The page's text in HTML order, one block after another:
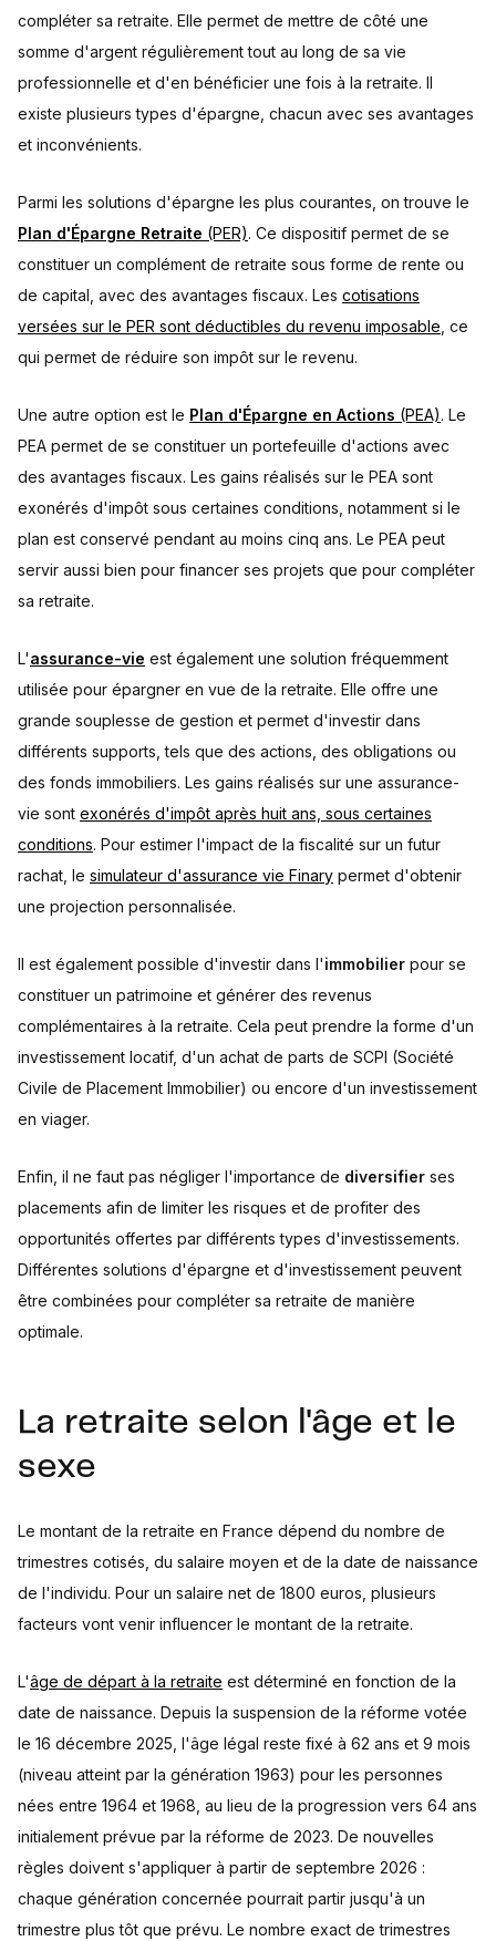
compléter sa retraite. Elle permet de mettre de côté une
somme d'argent régulièrement tout au long de sa vie
professionnelle et d'en bénéficier une fois à la retraite. Il
existe plusieurs types d'épargne, chacun avec ses avantages
et inconvénients.
Parmi les solutions d'épargne les plus courantes, on trouve le
Plan d'Épargne Retraite (PER). Ce dispositif permet de se
constituer un complément de retraite sous forme de rente ou
de capital, avec des avantages fiscaux. Les cotisations
versées sur le PER sont déductibles du revenu imposable , ce
qui permet de réduire son impôt sur le revenu.
Une autre option est le Plan d'Épargne en Actions (PEA). Le
PEA permet de se constituer un portefeuille d'actions avec
des avantages fiscaux. Les gains réalisés sur le PEA sont
exonérés d'impôt sous certaines conditions, notamment si le
plan est conservé pendant au moins cinq ans. Le PEA peut
servir aussi bien pour financer ses projets que pour compléter
sa retraite.
L'assurance-vie est également une solution fréquemment
utilisée pour épargner en vue de la retraite. Elle offre une
grande souplesse de gestion et permet d'investir dans
différents supports, tels que des actions, des obligations ou
des fonds immobiliers. Les gains réalisés sur une assurance-
vie sont exonérés d'impôt après huit ans, sous certaines
conditions. Pour estimer l'impact de la fiscalité sur un futur
rachat, le simulateur d'assurance vie Finary permet d'obtenir
une projection personnalisée.
Il est également possible d'investir dans l'immobilier pour se
constituer un patrimoine et générer des revenus
complémentaires à la retraite. Cela peut prendre la forme d'un
investissement locatif, d'un achat de parts de SCPI (Société
Civile de Placement Immobilier) ou encore d'un investissement
en viager.
Enfin, il ne faut pas négliger l'importance de diversifier ses
placements afin de limiter les risques et de profiter des
opportunités offertes par différents types d'investissements.
Différentes solutions d'épargne et d'investissement peuvent
être combinées pour compléter sa retraite de manière
optimale.
La retraite selon l'âge et le
sexe
Le montant de la retraite en France dépend du nombre de
trimestres cotisés, du salaire moyen et de la date de naissance
de l'individu. Pour un salaire net de 1800 euros, plusieurs
facteurs vont venir influencer le montant de la retraite.
L'âge de départ à la retraite est déterminé en fonction de la
date de naissance. Depuis la suspension de la réforme votée
le 16 décembre 2025, l'âge légal reste fixé à 62 ans et 9 mois
(niveau atteint par la génération 1963) pour les personnes
nées entre 1964 et 1968, au lieu de la progression vers 64 ans
initialement prévue par la réforme de 2023. De nouvelles
règles doivent s'appliquer à partir de septembre 2026 :
chaque génération concernée pourrait partir jusqu'à un
trimestre plus tôt que prévu. Le nombre exact de trimestres